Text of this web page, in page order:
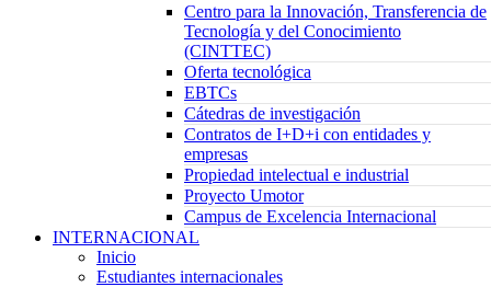
Centro para la Innovación, Transferencia de
Tecnología y del Conocimiento
(CINTTEC)
Oferta tecnológica
EBTCs
Cátedras de investigación
Contratos de I+D+i con entidades y
empresas
Propiedad intelectual e industrial
Proyecto Umotor
Campus de Excelencia Internacional
INTERNACIONAL
Inicio
Estudiantes internacionales